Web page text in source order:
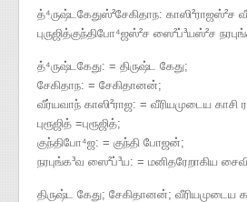
த்⁴ருஷ்டகேதுஸ்²சேகிதாந​: காஸி²ராஜஸ்²ச
புருஜித்குந்திபோ⁴ஜஸ்²ச ஸை²ப்³யஸ்²ச
த்⁴ருஷ்டகேது: = திருஷ்ட கேது;
சேகிதாந: = சேகிதானன்;
வீர்யவாந் காஸி²ராஜ: = வீரியமுடைய காசி
புரூஜித் =புரூஜித்;
குந்திபோ⁴ஜ: = குந்தி போஜன்;
நரபுங்க³வ ஸை²ப்³ய: = மனிதரேறாகிய
திருஷ்ட கேது; சேகிதானன்; வீரியமுடைய